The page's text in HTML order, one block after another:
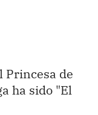
Princesa de
ha sido "El